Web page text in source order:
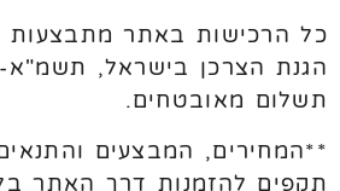
כל הרכישות באתר
תשלום מאובטחים.
**המחירים, המבצעים
תקפים להזמנות דרך האתר